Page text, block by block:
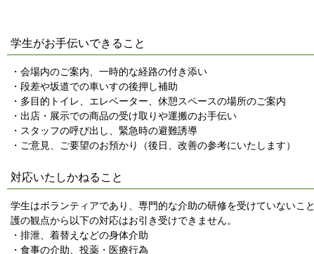
学生がお手伝いできること
・会場内のご案内、一時的な経路の付き添い
・段差や坂道での車いすの後押し補助
・多目的トイレ、エレベーター、休憩スペースの場所のご案内
・出店・展示での商品の受け取りや運搬のお手伝い
・スタッフの呼び出し、緊急時の避難誘導
・ご意見、ご要望のお預かり（後日、改善の参考にいたします）
対応いたしかねること
学生はボランティアであり、専門的な介助の研修を受けていないこ
護の観点から以下の対応はお引き受けできません。
・排泄、着替えなどの身体介助
・食事の介助、投薬・医療行為